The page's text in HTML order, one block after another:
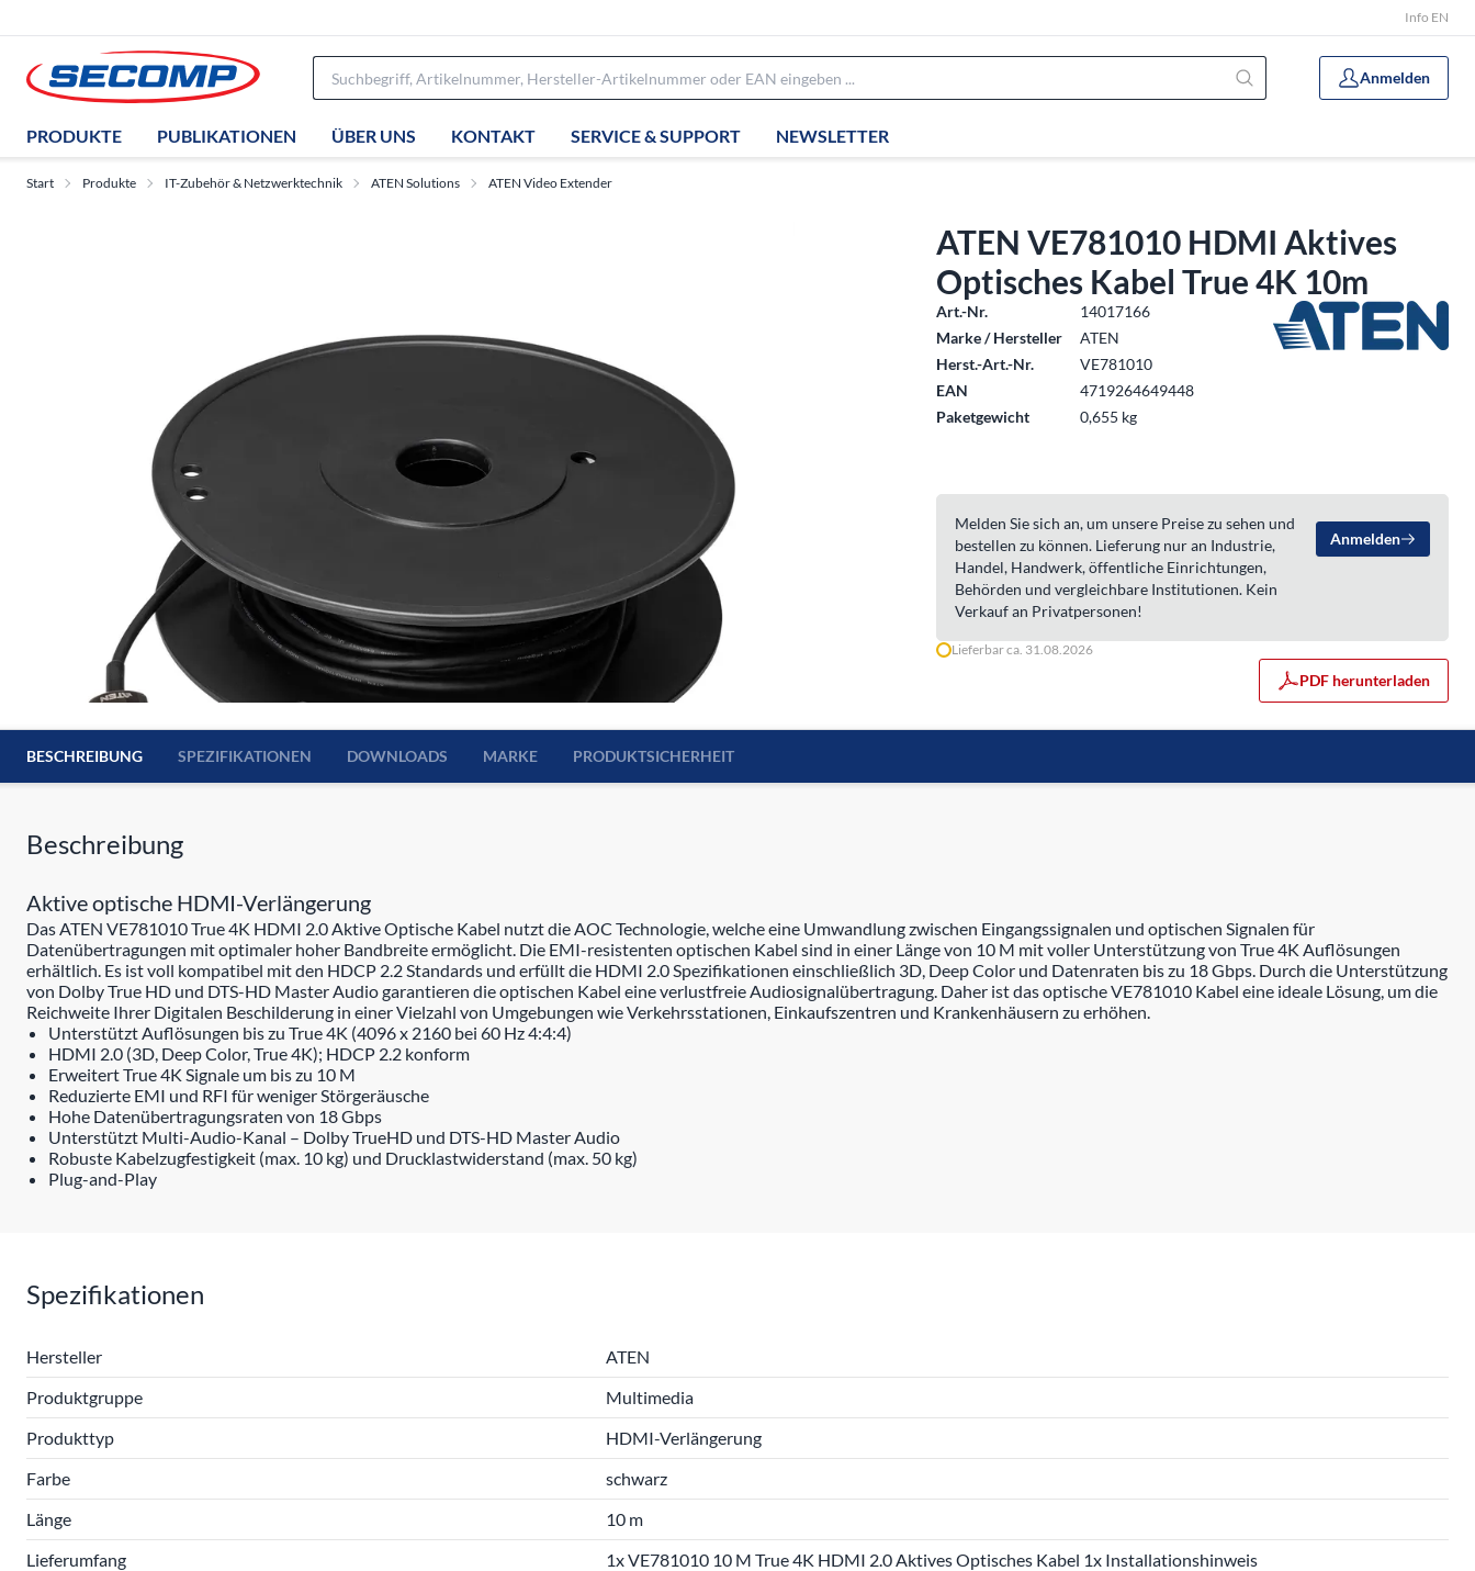
Info EN
Anmelden
PRODUKTE PUBLIKATIONEN ÜBER UNS KONTAKT SERVICE & SUPPORT NEWSLETTER
Start Produkte IT-Zubehör & Netzwerktechnik ATEN Solutions ATEN Video Extender
ATEN VE781010 HDMI Aktives
Optisches Kabel True 4K 10m
Art.-Nr.
14017166
Marke / Hersteller
ATEN
Herst.-Art.-Nr.
VE781010
EAN
4719264649448
Paketgewicht
0,655 kg
Melden Sie sich an, um unsere Preise zu sehen und
bestellen zu können. Lieferung nur an Industrie,
Handel, Handwerk, öffentliche Einrichtungen,
Behörden und vergleichbare Institutionen. Kein
Verkauf an Privatpersonen!
Anmelden
Lieferbar ca. 31.08.2026
PDF herunterladen
BESCHREIBUNG SPEZIFIKATIONEN DOWNLOADS MARKE PRODUKTSICHERHEIT
Beschreibung
Aktive optische HDMI-Verlängerung
Das ATEN VE781010 True 4K HDMI 2.0 Aktive Optische Kabel nutzt die AOC Technologie, welche eine Umwandlung zwischen Eingangssignalen und optischen Signalen für
Datenübertragungen mit optimaler hoher Bandbreite ermöglicht. Die EMI-resistenten optischen Kabel sind in einer Länge von 10 M mit voller Unterstützung von True 4K Auflösungen
erhältlich. Es ist voll kompatibel mit den HDCP 2.2 Standards und erfüllt die HDMI 2.0 Spezifikationen einschließlich 3D, Deep Color und Datenraten bis zu 18 Gbps. Durch die Unterstützung
von Dolby True HD und DTS-HD Master Audio garantieren die optischen Kabel eine verlustfreie Audiosignalübertragung. Daher ist das optische VE781010 Kabel eine ideale Lösung, um die
Reichweite Ihrer Digitalen Beschilderung in einer Vielzahl von Umgebungen wie Verkehrsstationen, Einkaufszentren und Krankenhäusern zu erhöhen.
Unterstützt Auflösungen bis zu True 4K (4096 x 2160 bei 60 Hz 4:4:4)
HDMI 2.0 (3D, Deep Color, True 4K); HDCP 2.2 konform
Erweitert True 4K Signale um bis zu 10 M
Reduzierte EMI und RFI für weniger Störgeräusche
Hohe Datenübertragungsraten von 18 Gbps
Unterstützt Multi-Audio-Kanal – Dolby TrueHD und DTS-HD Master Audio
Robuste Kabelzugfestigkeit (max. 10 kg) und Drucklastwiderstand (max. 50 kg)
Plug-and-Play
Spezifikationen
Hersteller
ATEN
Produktgruppe
Multimedia
Produkttyp
HDMI-Verlängerung
Farbe
schwarz
Länge
10 m
Lieferumfang
1x VE781010 10 M True 4K HDMI 2.0 Aktives Optisches Kabel 1x Installationshinweis